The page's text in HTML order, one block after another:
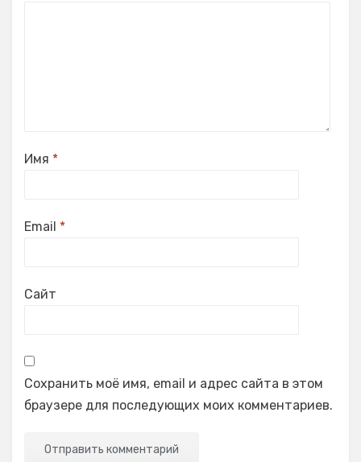
Имя *
Email *
Сайт
Сохранить моё имя, email и адрес сайта в этом
браузере для последующих моих комментариев.